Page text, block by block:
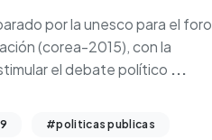
por la unesco para el foro
(corea-2015), con la
el debate político ...
#politicas publicas